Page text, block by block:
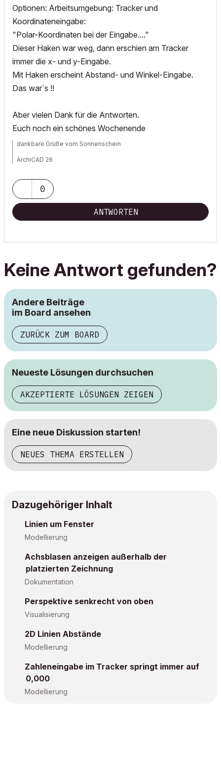
Optionen: Arbeitsumgebung: Tracker und
Koordinateneingabe:
"Polar-Koordinaten bei der Eingabe...."
Dieser Haken war weg, dann erschien am Tracker
immer die x- und y-Eingabe.
Mit Haken erscheint Abstand- und Winkel-Eingabe.
Das war´s !!
Aber vielen Dank für die Antworten.
Euch noch ein schönes Wochenende
dankbare Grüße vom Sonnenschein
ArchiCAD 26
0
ANTWORTEN
Keine Antwort gefunden?
Andere Beiträge
im Board ansehen
ZURÜCK ZUM BOARD
Neueste Lösungen durchsuchen
AKZEPTIERTE LÖSUNGEN ZEIGEN
Eine neue Diskussion starten!
NEUES THEMA ERSTELLEN
Dazugehöriger Inhalt
Linien um Fenster
Modellierung
Achsblasen anzeigen außerhalb der
platzierten Zeichnung
Dokumentation
Perspektive senkrecht von oben
Visualisierung
2D Linien Abstände
Modellierung
Zahleneingabe im Tracker springt immer auf
0,000
Modellierung